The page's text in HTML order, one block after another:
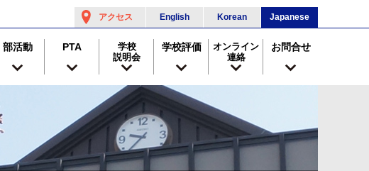
アクセス English Korean Japanese
部活動 PTA
学校
説明会
学校評価
オンライン
連絡
お問合せ